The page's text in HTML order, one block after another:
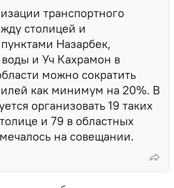
транспортного
столицей и
Назарбек,
и Уч Кахрамон в
можно сократить
как минимум на 20%. В
организовать 19 таких
и 79 в областных
на совещании.